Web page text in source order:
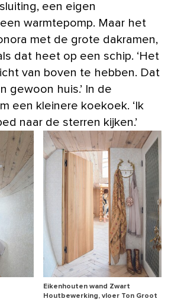
een eigen
warmtepomp. Maar het
met de grote dakramen,
dat heet op een schip. ‘Het
van boven te hebben. Dat
gewoon huis.’ In de
een kleinere koekoek. ‘Ik
naar de sterren kijken.’
Eikenhouten wand Zwart
Houtbewerking, vloer Ton Groot